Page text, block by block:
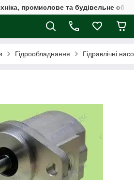
промислове та будівельне
Гідрообладнання Гідравлічні